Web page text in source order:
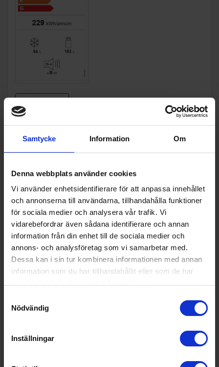
Samtycke Information Om
Denna webbplats använder cookies
Vi använder enhetsidentifierare för att anpassa innehållet
och annonserna till användarna, tillhandahålla funktioner
för sociala medier och analysera vår trafik. Vi
vidarebefordrar även sådana identifierare och annan
information från din enhet till de sociala medier och
annons- och analysföretag som vi samarbetar med.
Dessa kan i sin tur kombinera informationen med annan
information som du har tillhandahållit eller som de har
Nödvändig
Inställningar
Lamporna lyser upp hela skåpet invändigt, även när det är
fullt och bländar inte.
Auto SuperFreezer
För att bevara matens smak och näringsvärde bör den
frysas ner så fort som möjligt. Med den automatiska
nedfrysningsfunktionen går det snabbare att frysa ner
maten och den redan frysta maten tinar inte upp. Frysen
märker av en förhöjd temperatur och justerar denna
automatiskt för att förvara maten på allra bästa sätt.
Produktblad:
Bredd (cm):
54.1
Djup (cm):
54.8
EAN
4242005431045
Allmän information
Färg:
Integrarad
Produktgrupp:
Kombiskåpspaket
Ismaskin (Ja/Nej):